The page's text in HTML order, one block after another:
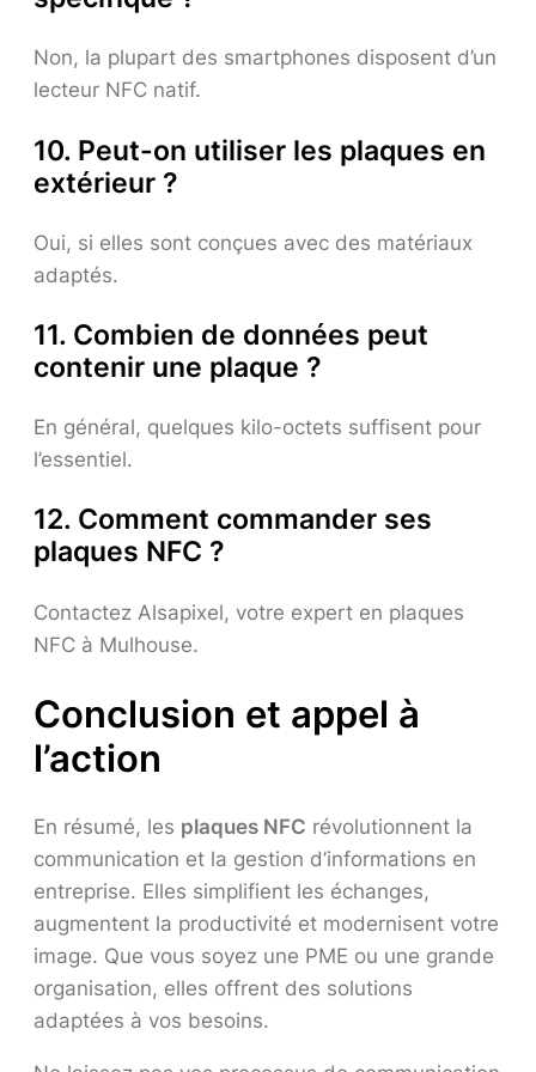
Non, la plupart des smartphones disposent d’un
lecteur NFC natif.
10. Peut-on utiliser les plaques en
extérieur ?
Oui, si elles sont conçues avec des matériaux
adaptés.
11. Combien de données peut
contenir une plaque ?
En général, quelques kilo-octets suffisent pour
l’essentiel.
12. Comment commander ses
plaques NFC ?
Contactez Alsapixel, votre expert en plaques
NFC à Mulhouse.
Conclusion et appel à
l’action
En résumé, les plaques NFC révolutionnent la
communication et la gestion d’informations en
entreprise. Elles simplifient les échanges,
augmentent la productivité et modernisent votre
image. Que vous soyez une PME ou une grande
organisation, elles offrent des solutions
adaptées à vos besoins.